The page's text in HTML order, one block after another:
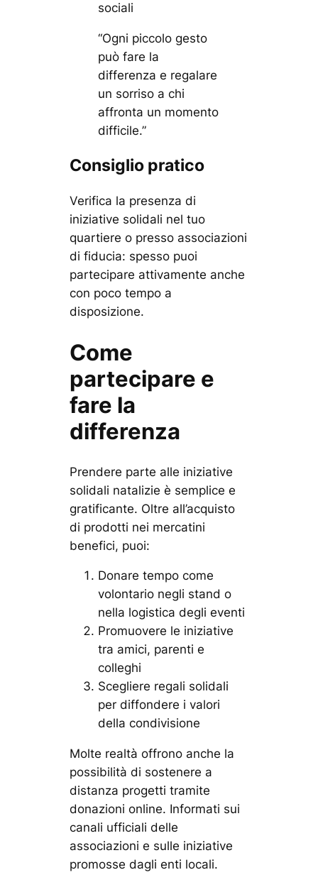
sociali
“Ogni piccolo gesto
può fare la
differenza e regalare
un sorriso a chi
affronta un momento
difficile.”
Consiglio pratico
Verifica la presenza di
iniziative solidali nel tuo
quartiere o presso associazioni
di fiducia: spesso puoi
partecipare attivamente anche
con poco tempo a
disposizione.
Come
partecipare e
fare la
differenza
Prendere parte alle iniziative
solidali natalizie è semplice e
gratificante. Oltre all’acquisto
di prodotti nei mercatini
benefici, puoi:
Donare tempo come
volontario negli stand o
nella logistica degli eventi
Promuovere le iniziative
tra amici, parenti e
colleghi
Scegliere regali solidali
per diffondere i valori
della condivisione
Molte realtà offrono anche la
possibilità di sostenere a
distanza progetti tramite
donazioni online. Informati sui
canali ufficiali delle
associazioni e sulle iniziative
promosse dagli enti locali.